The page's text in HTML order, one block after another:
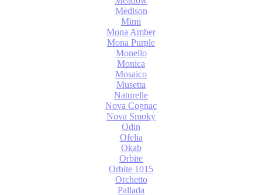
Medison
Mimi
Mona Amber
Mona Purple
Monello
Monica
Mosaico
Musetta
Naturelle
Nova Cognac
Nova Smoky
Odin
Ofelia
Okab
Orbite
Orbite 1015
Orchetto
Pallada